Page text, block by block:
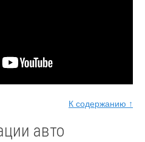
К содержанию ↑
авто